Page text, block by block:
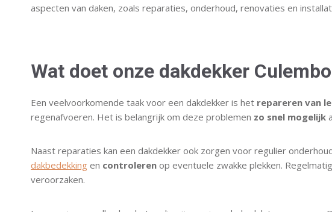
aspecten van daken, zoals reparaties, onderhoud, renovaties en
Wat doet onze dakdekker
Een veelvoorkomende taak voor een dakdekker is het repareren van
regenafvoeren. Het is belangrijk om deze problemen zo snel mogelijk
Naast reparaties kan een dakdekker ook zorgen voor regulier
dakbedekking en controleren op eventuele zwakke plekken.
veroorzaken.